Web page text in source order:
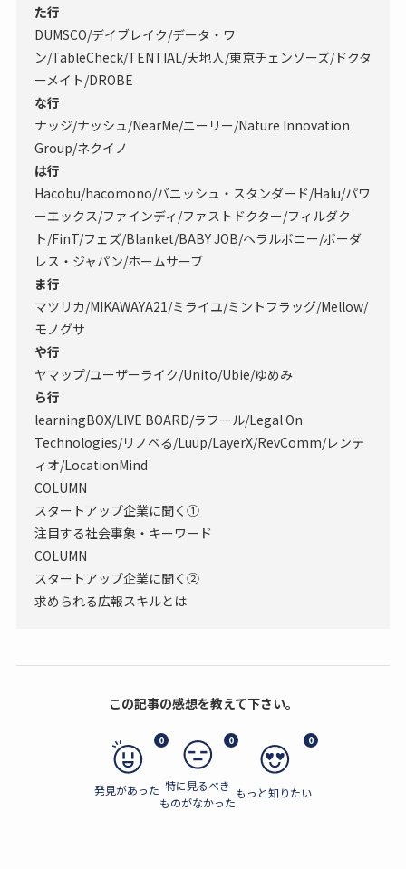
た行
DUMSCO/デイブレイク/データ・ワ
ン/TableCheck/TENTIAL/天地人/東京チェンソーズ/ドクタ
ーメイト/DROBE
な行
ナッジ/ナッシュ/NearMe/ニーリー/Nature Innovation
Group/ネクイノ
は行
Hacobu/hacomono/バニッシュ・スタンダード/Halu/パワ
ーエックス/ファインディ/ファストドクター/フィルダク
ト/FinT/フェズ/Blanket/BABY JOB/ヘラルボニー/ボーダ
レス・ジャパン/ホームサーブ
ま行
マツリカ/MIKAWAYA21/ミライユ/ミントフラッグ/Mellow/
モノグサ
や行
ヤマップ/ユーザーライク/Unito/Ubie/ゆめみ
ら行
learningBOX/LIVE BOARD/ラフール/Legal On
Technologies/リノベる/Luup/LayerX/RevComm/レンテ
ィオ/LocationMind
COLUMN
スタートアップ企業に聞く①
注目する社会事象・キーワード
COLUMN
スタートアップ企業に聞く②
求められる広報スキルとは
この記事の感想を教えて下さい。
0
発見があった
0
特に見るべき
ものがなかった
0
もっと知りたい